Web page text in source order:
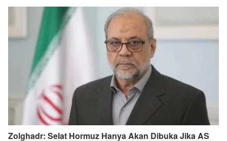
Zolghadr: Selat Hormuz Hanya Akan Dibuka Jika AS